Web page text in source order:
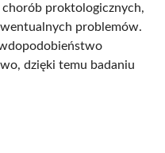
proktologicznych,
problemów.
dzięki temu badaniu